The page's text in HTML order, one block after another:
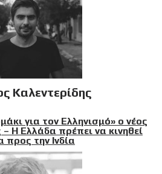
Καλεντερίδης
για τον Ελληνισμό» ο νέος
Η Ελλάδα πρέπει να κινηθεί
προς την Ινδία